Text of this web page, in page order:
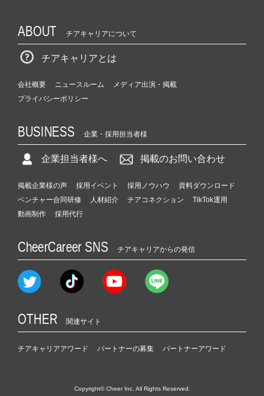
ABOUT チアキャリアについて
チアキャリアとは
会社概要 ニュースルーム
メディア出演・掲載
プライバシーポリシー
BUSINESS 企業・採用担当者様
企業担当者様へ 掲載のお問い合わせ
掲載企業様の声 採用イベント 採用ノウハウ
資料ダウンロード
ベンチャー合同研修
人材紹介 チアコネクション
TikTok運用
動画制作
採用代行
CheerCareer SNS チアキャリアからの発信
OTHER 関連サイト
チアキャリアアワード パートナーの募集 パートナーアワード
Copyright© Cheer Inc. All Rights Reserved.